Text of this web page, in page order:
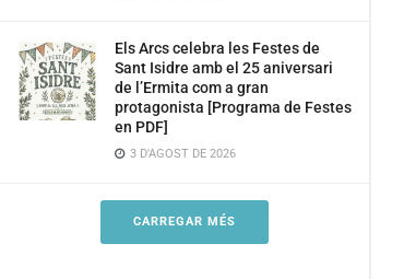
Els Arcs celebra les Festes de
Sant Isidre amb el 25 aniversari
de l’Ermita com a gran
protagonista [Programa de Festes
en PDF]
3 D'AGOST DE 2026
CARREGAR MÉS